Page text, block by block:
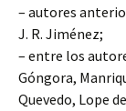
– autores
J. R. Jiménez;
– entre los
Góngora,
Quevedo, Lope